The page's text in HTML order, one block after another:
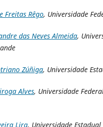
Freitas Rêgo, Universidade
das Neves Almeida,
Zúñiga, Universidade
Alves, Universidade
Lira, Universidade